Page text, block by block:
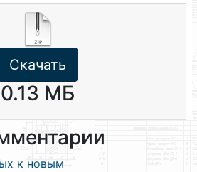
Скачать
0.13 МБ
к новым